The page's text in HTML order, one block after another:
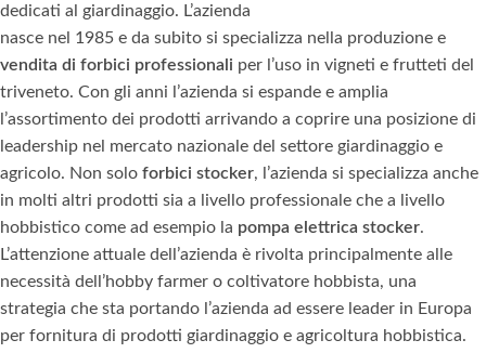
dedicati al giardinaggio. L’azienda
nasce nel 1985 e da subito si specializza nella produzione e
vendita di forbici professionali per l’uso in vigneti e frutteti del
triveneto. Con gli anni l’azienda si espande e amplia
l’assortimento dei prodotti arrivando a coprire una posizione di
leadership nel mercato nazionale del settore giardinaggio e
agricolo. Non solo forbici stocker, l’azienda si specializza anche
in molti altri prodotti sia a livello professionale che a livello
hobbistico come ad esempio la pompa elettrica stocker.
L’attenzione attuale dell’azienda è rivolta principalmente alle
necessità dell’hobby farmer o coltivatore hobbista, una
strategia che sta portando l’azienda ad essere leader in Europa
per fornitura di prodotti giardinaggio e agricoltura hobbistica.